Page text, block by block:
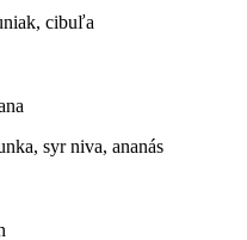
cibuľa
syr niva, ananás